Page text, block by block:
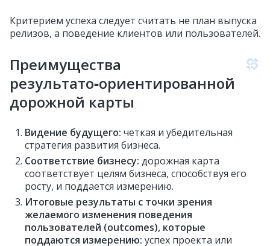
Критерием успеха следует считать не план выпуска
релизов, а поведение клиентов или пользователей.
Преимущества
результато‑ориентированной
дорожной карты
Видение будущего: четкая и убедительная
стратегия развития бизнеса.
Соответствие бизнесу: дорожная карта
соответствует целям бизнеса, способствуя его
росту, и поддается измерению.
Итоговые результаты с точки зрения
желаемого изменения поведения
пользователей (outcomes), которые
поддаются измерению: успех проекта или